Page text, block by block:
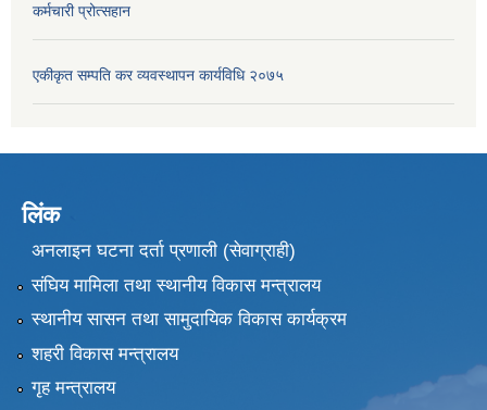
कर्मचारी प्रोत्सहान
एकीकृत सम्पति कर व्यवस्थापन कार्यविधि २०७५
लिंक
अनलाइन घटना दर्ता प्रणाली (सेवाग्राही)
संघिय मामिला तथा स्थानीय विकास मन्त्रालय
स्थानीय सासन तथा सामुदायिक विकास कार्यक्रम
शहरी विकास मन्त्रालय
गृह मन्त्रालय